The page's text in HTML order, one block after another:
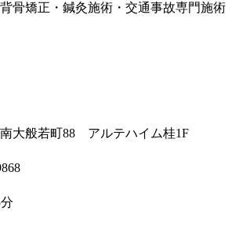
骨矯正・鍼灸施術・交通事故専門施術
大般若町88 アルテハイム桂1F
分